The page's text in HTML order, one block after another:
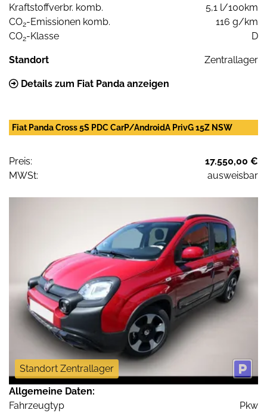
Kraftstoffverbr. komb.
5,1 l/100km
CO2-Emissionen komb.
116 g/km
CO2-Klasse D
Standort Zentrallager
Details zum Fiat Panda anzeigen
Fiat Panda Cross 5S PDC CarP/AndroidA PrivG 15Z NSW
Preis:
17.550,00 €
MWSt:
ausweisbar
Standort Zentrallager
Allgemeine Daten:
Fahrzeugtyp
Pkw